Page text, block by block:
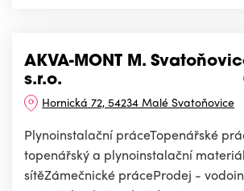
AKVA-MONT M.
s.r.o.
Hornická 72, 54234 Malé Svatoňovice
Plynoinstalační práceTopenářské
topenářský a plynoinstalační
sítěZámečnické práceProdej -